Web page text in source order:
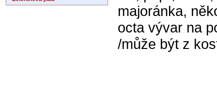
majoránka,
octa vývar na
/může být z